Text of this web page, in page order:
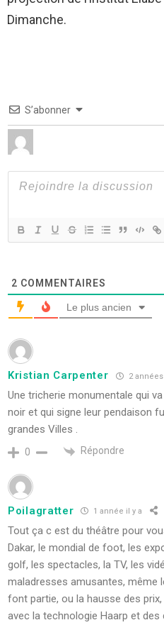
Dimanche.
S’abonner
2 COMMENTAIRES
Le plus ancien
Kristian Carpenter 2 années
Une tricherie monumentale qui
noir et qui signe leur pendaison
grandes Villes .
0 Répondre
Poilagratter 1 année il y a
Tout ça c est du théâtre pour
Dakar, le mondial de foot, les
golf, les spectacles, la TV, les
maladresses amusantes, même
font partie, ou la hausse des
avec la technologie Haarp et